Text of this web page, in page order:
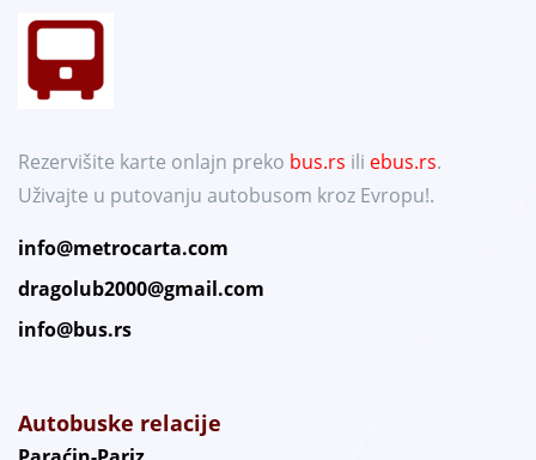
Rezervišite karte onlajn preko bus.rs ili ebus.rs.
Uživajte u putovanju autobusom kroz Evropu!.
info@metrocarta.com
dragolub2000@gmail.com
info@bus.rs
Autobuske relacije